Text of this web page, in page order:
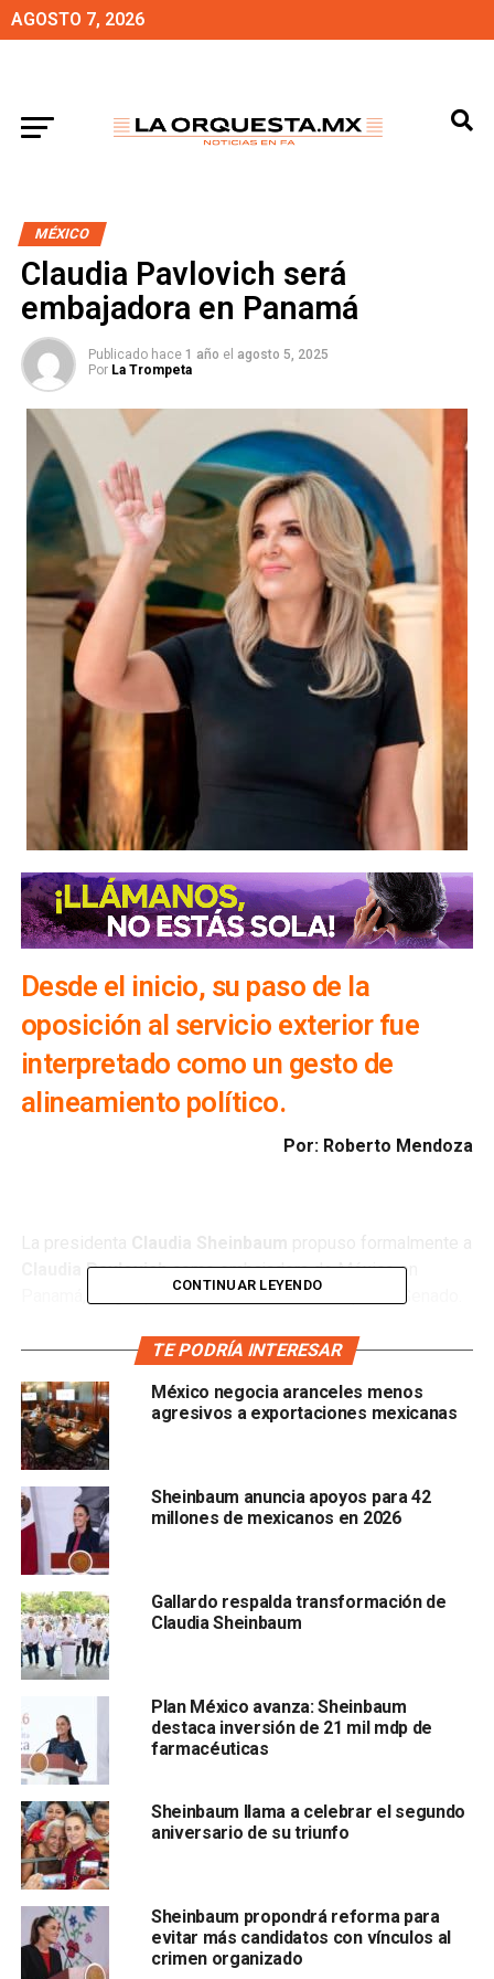
AGOSTO 7, 2026
MÉXICO
Claudia Pavlovich será
embajadora en Panamá
Publicado hace 1 año el agosto 5, 2025
Por La Trompeta
Desde el inicio, su paso de la
oposición al servicio exterior fue
interpretado como un gesto de
alineamiento político.
Por: Roberto Mendoza
La presidenta Claudia Sheinbaum
propuso formalmente a
Claudia Pavlovichcomo embajadora de México en
Panamá, cargo que aún debe ser ratificado por el Senado.
fue expulsada de su partido tras aceptar, en 2022, el
presidenteLópez Obrador. Su nombramiento causó
inconformidad entre colectivos de víctimas, opositores y
actores políticos que cuestionaron su historial y su
Desde el inicio, su paso de la oposición al servicio
exterior fue interpretado como un gesto de alineamiento
que no había procesos penales en su contra y que no se
debía estigmatizar a nadie por disputas partidistas. El PRI,
por el contrario, consideró su decisión una traición,
implicaba la expulsión automática. Quizá su nuevo
ascenso a embajadora en un país estratégico como
Panamá
CONTINUAR LEYENDO
TE PODRÍA INTERESAR
México negocia aranceles menos
agresivos a exportaciones mexicanas
Sheinbaum anuncia apoyos para 42
millones de mexicanos en 2026
Gallardo respalda transformación de
Claudia Sheinbaum
Plan México avanza: Sheinbaum
destaca inversión de 21 mil mdp de
farmacéuticas
Sheinbaum llama a celebrar el segundo
aniversario de su triunfo
Sheinbaum propondrá reforma para
evitar más candidatos con vínculos al
crimen organizado